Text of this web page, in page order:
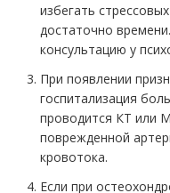
избегать
достаточно
консультацию у
При появлении
госпитализация
проводится КТ или
поврежденной
кровотока.
Если при